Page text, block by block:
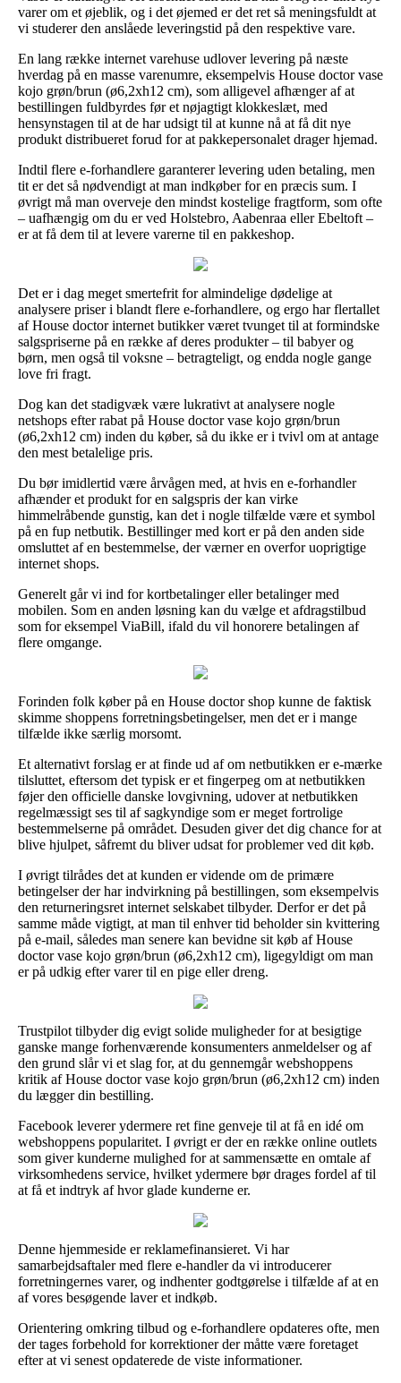
varer om et øjeblik, og i det øjemed er det ret så meningsfuldt at
vi studerer den anslåede leveringstid på den respektive vare.
En lang række internet varehuse udlover levering på næste
hverdag på en masse varenumre, eksempelvis House doctor vase
kojo grøn/brun (ø6,2xh12 cm), som alligevel afhænger af at
bestillingen fuldbyrdes før et nøjagtigt klokkeslæt, med
hensynstagen til at de har udsigt til at kunne nå at få dit nye
produkt distribueret forud for at pakkepersonalet drager hjemad.
Indtil flere e-forhandlere garanterer levering uden betaling, men
tit er det så nødvendigt at man indkøber for en præcis sum. I
øvrigt må man overveje den mindst kostelige fragtform, som ofte
– uafhængig om du er ved Holstebro, Aabenraa eller Ebeltoft –
er at få dem til at levere varerne til en pakkeshop.
Det er i dag meget smertefrit for almindelige dødelige at
analysere priser i blandt flere e-forhandlere, og ergo har flertallet
af House doctor internet butikker været tvunget til at formindske
salgspriserne på en række af deres produkter – til babyer og
børn, men også til voksne – betragteligt, og endda nogle gange
love fri fragt.
Dog kan det stadigvæk være lukrativt at analysere nogle
netshops efter rabat på House doctor vase kojo grøn/brun
(ø6,2xh12 cm) inden du køber, så du ikke er i tvivl om at antage
den mest betalelige pris.
Du bør imidlertid være årvågen med, at hvis en e-forhandler
afhænder et produkt for en salgspris der kan virke
himmelråbende gunstig, kan det i nogle tilfælde være et symbol
på en fup netbutik. Bestillinger med kort er på den anden side
omsluttet af en bestemmelse, der værner en overfor uoprigtige
internet shops.
Generelt går vi ind for kortbetalinger eller betalinger med
mobilen. Som en anden løsning kan du vælge et afdragstilbud
som for eksempel ViaBill, ifald du vil honorere betalingen af
flere omgange.
Forinden folk køber på en House doctor shop kunne de faktisk
skimme shoppens forretningsbetingelser, men det er i mange
tilfælde ikke særlig morsomt.
Et alternativt forslag er at finde ud af om netbutikken er e-mærke
tilsluttet, eftersom det typisk er et fingerpeg om at netbutikken
føjer den officielle danske lovgivning, udover at netbutikken
regelmæssigt ses til af sagkyndige som er meget fortrolige
bestemmelserne på området. Desuden giver det dig chance for at
blive hjulpet, såfremt du bliver udsat for problemer ved dit køb.
I øvrigt tilrådes det at kunden er vidende om de primære
betingelser der har indvirkning på bestillingen, som eksempelvis
den returneringsret internet selskabet tilbyder. Derfor er det på
samme måde vigtigt, at man til enhver tid beholder sin kvittering
på e-mail, således man senere kan bevidne sit køb af House
doctor vase kojo grøn/brun (ø6,2xh12 cm), ligegyldigt om man
er på udkig efter varer til en pige eller dreng.
Trustpilot tilbyder dig evigt solide muligheder for at besigtige
ganske mange forhenværende konsumenters anmeldelser og af
den grund slår vi et slag for, at du gennemgår webshoppens
kritik af House doctor vase kojo grøn/brun (ø6,2xh12 cm) inden
du lægger din bestilling.
Facebook leverer ydermere ret fine genveje til at få en idé om
webshoppens popularitet. I øvrigt er der en række online outlets
som giver kunderne mulighed for at sammensætte en omtale af
virksomhedens service, hvilket ydermere bør drages fordel af til
at få et indtryk af hvor glade kunderne er.
Denne hjemmeside er reklamefinansieret. Vi har
samarbejdsaftaler med flere e-handler da vi introducerer
forretningernes varer, og indhenter godtgørelse i tilfælde af at en
af vores besøgende laver et indkøb.
Orientering omkring tilbud og e-forhandlere opdateres ofte, men
der tages forbehold for korrektioner der måtte være foretaget
efter at vi senest opdaterede de viste informationer.